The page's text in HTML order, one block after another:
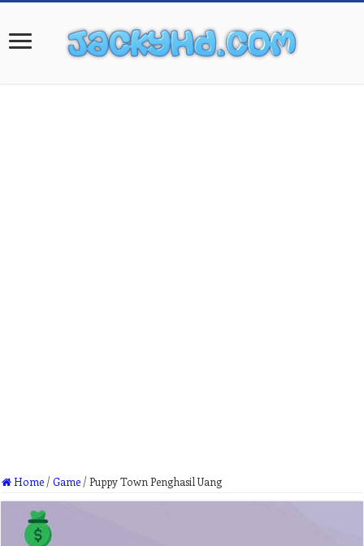
Home /Game /Puppy Town Penghasil Uang